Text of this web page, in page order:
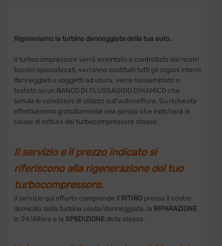
Rigeneriamo la turbina danneggiata della tua auto.
Il turbocompressore verrà smontato e controllato dai nostri
tecnici specializzati, verranno sostituiti tutti gli organi interni
danneggiati e soggetti ad usura, verrà riassemblato e
testato su un BANCO DI FLUSSAGGIO DINAMICO che
simula le condizioni di utilizzo sull'autovettura. Su richiesta
effettueremo gratuitamente una perizia che indicherà le
cause di rottura del turbocompressore stesso.
Il servizio e il prezzo indicato si
riferiscono alla rigenerazione del tuo
turbocompressore.
Il servizio qui offerto comprende il RITIRO presso il vostro
domicilio della turbina usata/danneggiata, la RIPARAZIONE
in 24/48ore e la SPEDIZIONE della stessa.